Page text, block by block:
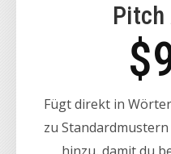
Pitch
Fügt direkt in
zu